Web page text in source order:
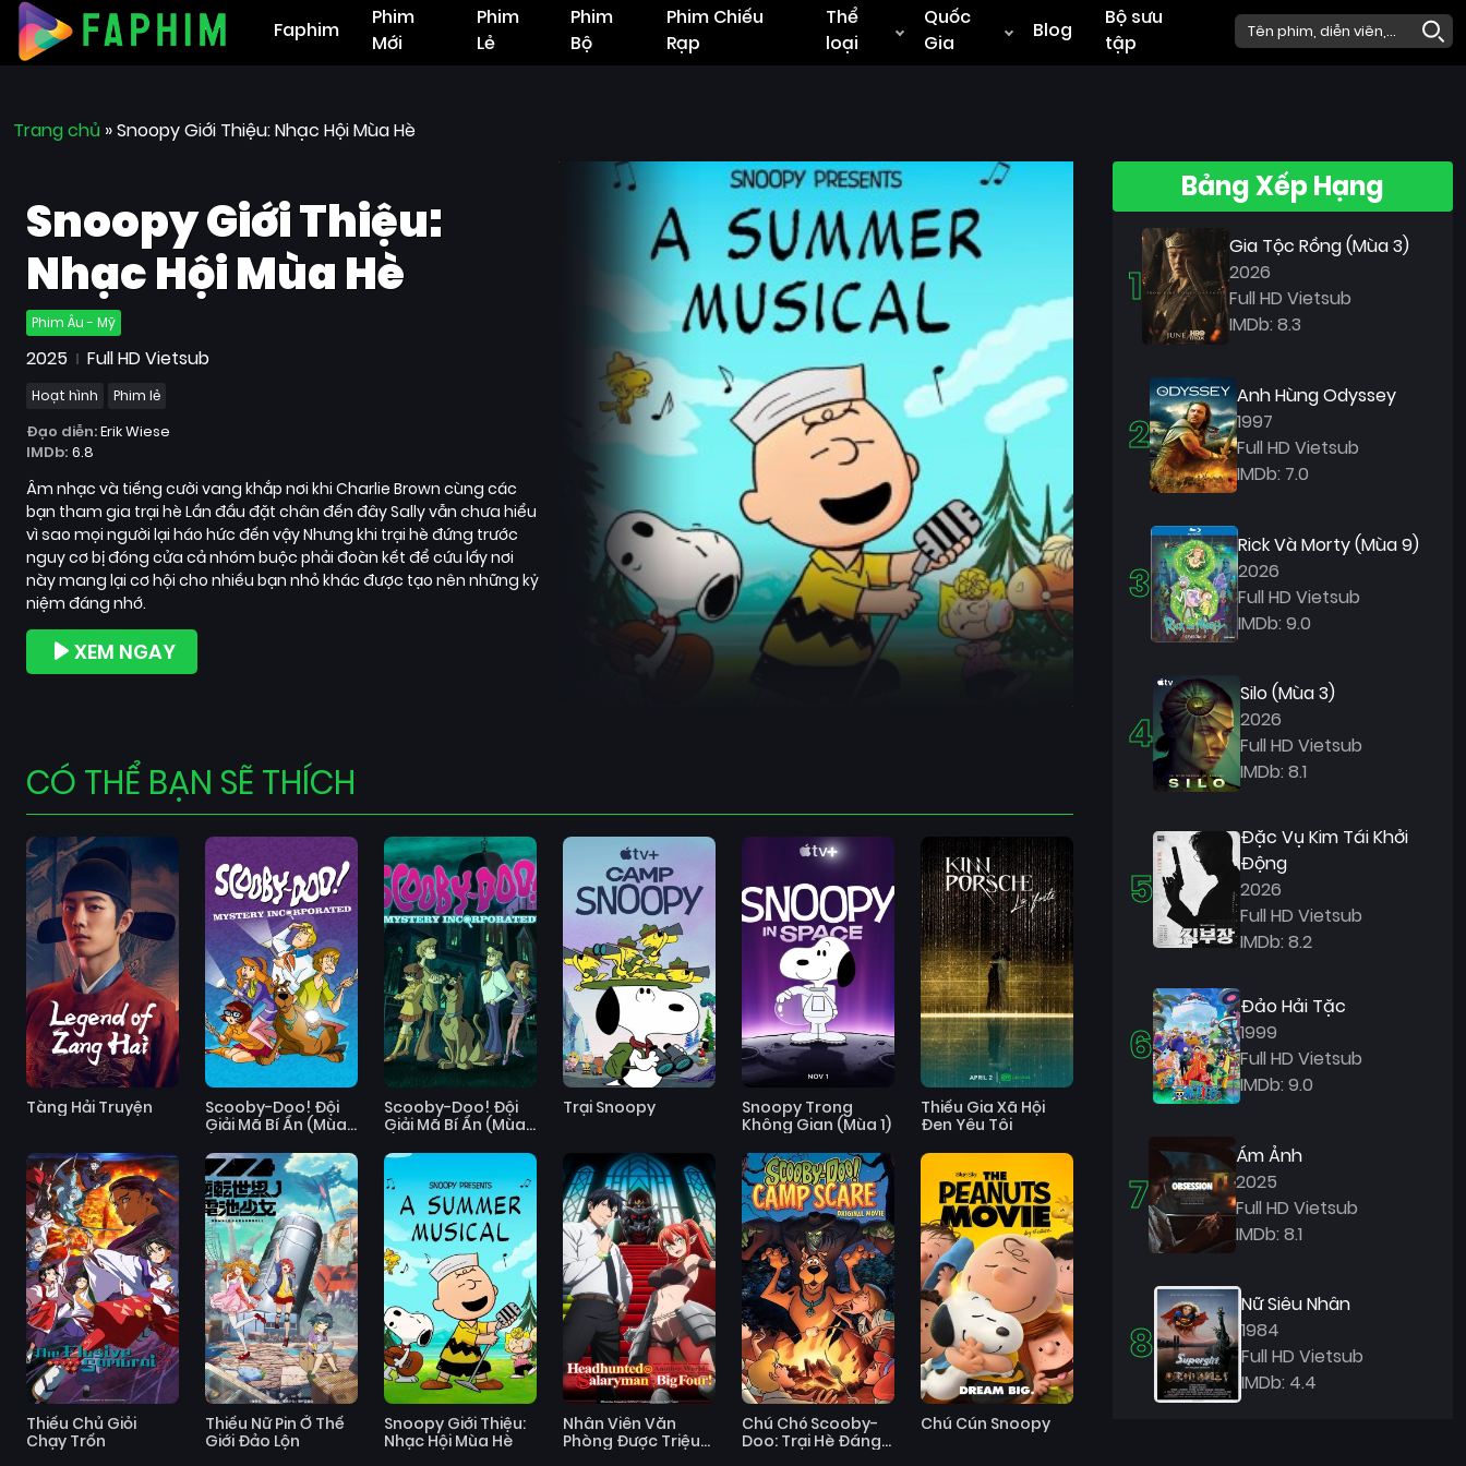
Faphim
Phim
Mới
Phim
Lẻ
Phim
Bộ
Phim Chiếu
Rạp
Thể
loại
Quốc
Gia
Blog
Bộ sưu
tập
Trang chủ »Snoopy Giới Thiệu: Nhạc Hội Mùa Hè
Snoopy Giới Thiệu:
Nhạc Hội Mùa Hè
Phim Âu - Mỹ
2025 Full HD Vietsub
Hoạt hình Phim lẻ
Đạo diễn:Erik Wiese
IMDb: 6.8
Âm nhạc và tiếng cười vang khắp nơi khi Charlie Brown cùng các
bạn tham gia trại hè Lần đầu đặt chân đến đây Sally vẫn chưa hiểu
vì sao mọi người lại háo hức đến vậy Nhưng khi trại hè đứng trước
nguy cơ bị đóng cửa cả nhóm buộc phải đoàn kết để cứu lấy nơi
này mang lại cơ hội cho nhiều bạn nhỏ khác được tạo nên những kỷ
niệm đáng nhớ.
XEM NGAY
CÓ THỂ BẠN SẼ THÍCH
Tàng Hải Truyện
Scooby-Doo! Đội
Giải Mã Bí Ẩn (Mùa
Scooby-Doo! Đội
Giải Mã Bí Ẩn (Mùa
Trại Snoopy
Snoopy Trong
Không Gian (Mùa 1)
Thiếu Gia Xã Hội
Đen Yêu Tôi
Thiếu Chủ Giỏi
Chạy Trốn
Thiếu Nữ Pin Ở Thế
Giới Đảo Lộn
Snoopy Giới Thiệu:
Nhạc Hội Mùa Hè
Nhân Viên Văn
Phòng Được Triệu
Chú Chó Scooby-
Doo: Trại Hè Đáng
Chú Cún Snoopy
Bảng Xếp Hạng
1
Gia Tộc Rồng (Mùa 3)
2026
Full HD Vietsub
IMDb: 8.3
2
Anh Hùng Odyssey
1997
Full HD Vietsub
IMDb: 7.0
3
Rick Và Morty (Mùa 9)
2026
Full HD Vietsub
IMDb: 9.0
4
Silo (Mùa 3)
2026
Full HD Vietsub
IMDb: 8.1
5
Đặc Vụ Kim Tái Khởi
Động
2026
Full HD Vietsub
IMDb: 8.2
6
Đảo Hải Tặc
1999
Full HD Vietsub
IMDb: 9.0
7
Ám Ảnh
2025
Full HD Vietsub
IMDb: 8.1
8
Nữ Siêu Nhân
1984
Full HD Vietsub
IMDb: 4.4